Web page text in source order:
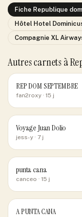
Fiche Republique
Hôtel Hotel
Compagnie XL
Autres carnets à
REP DOM SEPTEMBRE
fan2roxy · 15 j
Voyage Juan Dolio
jess-y · 7 j
punta cana
canceo · 15 j
A PUNTA CANA